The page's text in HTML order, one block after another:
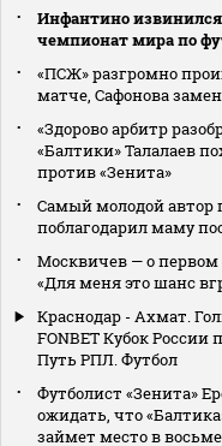
Инфантино
чемпионат мира по
«ПСЖ» разгромно
матче, Сафонова
«Здорово арбитр
«Балтики» Талалаев
против «Зенита»
Самый молодой автор
поблагодарил маму
Москвичев — о
«Для меня это шанс
Краснодар - Ахмат.
FONBET Кубок России
Путь РПЛ. Футбол
Футболист «Зенита»
ожидать, что
займет место в